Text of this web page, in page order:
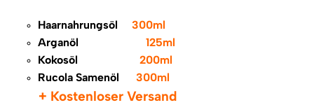
Haarnahrungsöl
300ml
Arganöl
125ml
Kokosöl
200ml
Rucola Samenöl
300ml
+ Kostenloser Versand